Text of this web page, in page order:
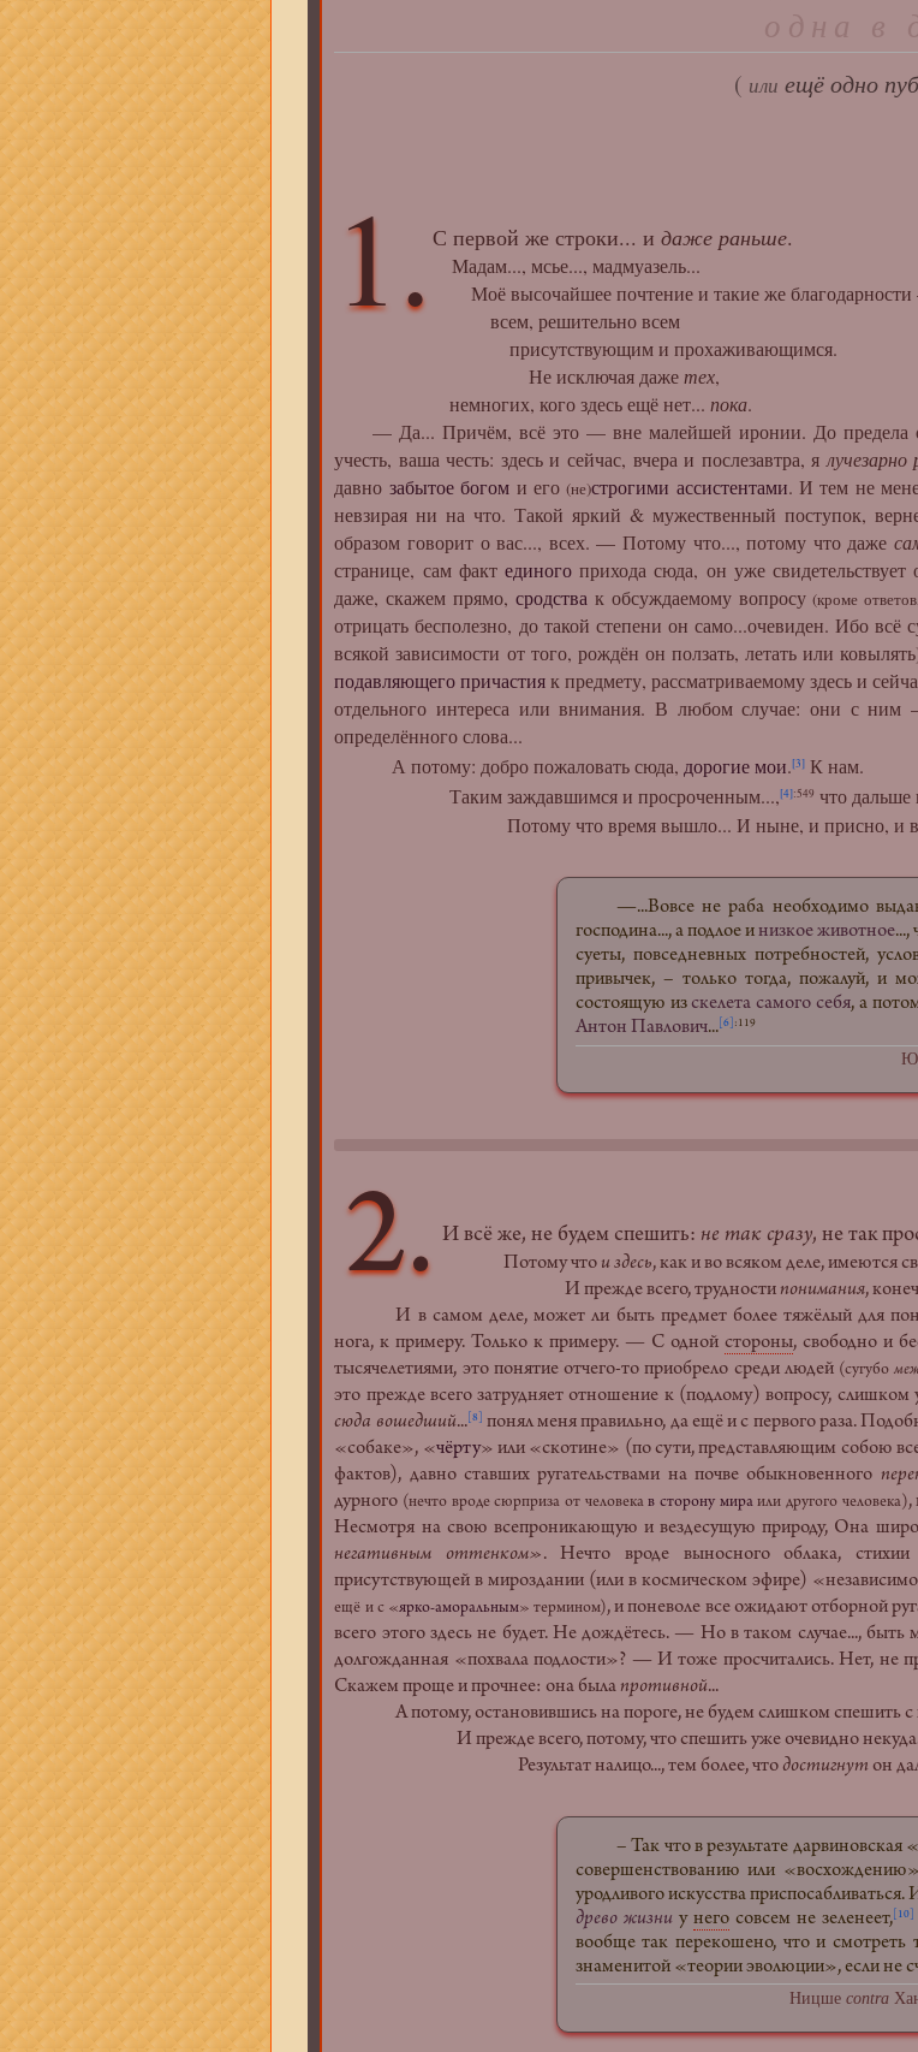
( или ещё одно
1. С первой же строки... идаже раньше.
Мадам..., мсье..., мадмуазель...
Моё высочайшее почтение и такие же
всем, решительно всем
присутствующим и прохаживающимся.
Не исключая дажетех,
немногих, кого здесь ещё нет...пока.
— Да... Причём, всё это — вне малейшей иронии. До предела
учесть, ваша честь: здесь и сейчас, вчера и послезавтра, ялучезарно
давно забытое богом и его(не)строгими ассистентами. И тем не
невзирая ни на что. Такой яркий & мужественный поступок,
образом говорит о вас..., всех. — Потому что..., потому что даже
странице, сам фактединого прихода сюда, он уже свидетельствует
даже, скажем прямо, сродствак обсуждаемому вопросу(кроме
отрицать бесполезно, до такой степени он само...очевиден. Ибо всё
всякой зависимости от того, рождён он ползать, летать или
подавляющего причастияк предмету, рассматриваемому здесь и
отдельного интереса или внимания. В любом случае: они с ним
определённого слова...
А потому: добро пожаловать сюда, дорогие мои.[3] К нам.
Таким заждавшимся и просроченным...,[4]:549 что дальше
Потому что время вышло... И ныне, и присно, и
—...Вовсе не раба необходимо
господина..., а подлое инизкое животное...,
суеты, повседневных потребностей,
привычек, – только тогда, пожалуй, и
состоящую изскелета самого себя, а
Антон Павлович... [6] :119
2. И всё же, не будем спешить: не так сразу, не так
Потому что и здесь, как и во всяком деле, имеются
И прежде всего, трудности понимания,
И в самом деле, может ли быть предмет более тяжёлый для
нога, к примеру. Только к примеру. — С одной стороны, свободно и
тысячелетиями, это понятие отчего-то приобрело среди людей (сугубо
это прежде всего затрудняет отношение к (подлому) вопросу,
сюда вошедший... [8] понял меня правильно, да ещё и с первого раза.
«собаке», «чёрту» или «скотине» (по сути, представляющим собою
фактов), давно ставших ругательствами на почве обыкновенного
дурного (нечто вроде сюрприза от человекав сторону мираили другого человека),
Несмотря на свою всепроникающую и вездесущую природу, Она
негативным оттенком». Нечто вроде выносного облака,
присутствующей в мироздании (или в космическом эфире)
ещё и с «ярко-аморальным» термином), и поневоле все ожидают отборной
всего этого здесь не будет. Не дождётесь. — Но в таком случае...,
долгожданная «похвала подлости»? — И тоже просчитались. Нет, не
Скажем проще и прочнее: она была противной...
А потому, остановившись на пороге, не будем слишком спешить с
И прежде всего, потому, что спешить уже очевидно
Результат налицо..., тем более, чтодостигнут он
– Так что в результате дарвиновская
совершенствованию или
уродливого искусства
древо жизниу негосовсем не зеленеет, [10]
вообще так перекошено, что и смотреть
знаменитой «теории эволюции», если не
Ницше contra